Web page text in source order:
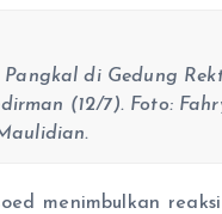
di Gedung
(12/7). Foto:
menimbulkan